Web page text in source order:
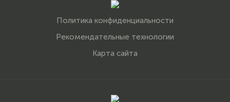
Политика конфиденциальности
Рекомендательные технологии
Карта сайта